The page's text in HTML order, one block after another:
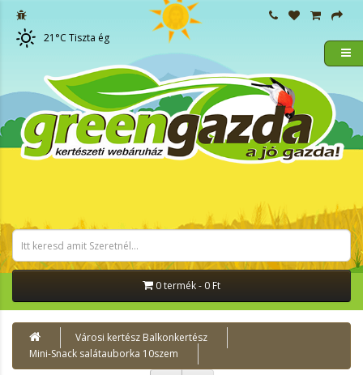
21 °C Tiszta ég
0 termék - 0 Ft
Városi kertész Balkonkertész
Mini-Snack salátauborka 10szem